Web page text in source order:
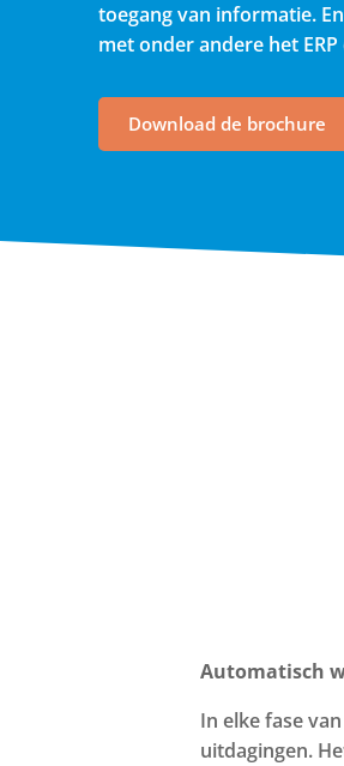
toegang van informatie.
met onder andere het
Download de brochure
Automatisch
In elke fase
uitdagingen.